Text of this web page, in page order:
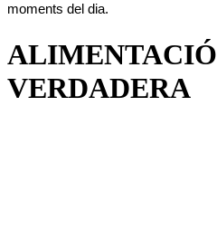
moments del dia.
ALIMENTACIÓ
VERDADERA